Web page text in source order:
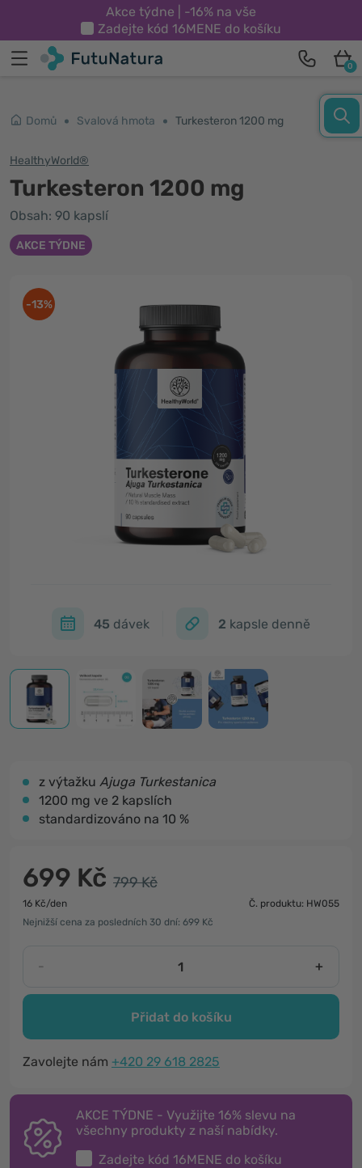
Akce týdne | -16% na vše
Zadejte kód 16MENE do košíku
0
Domů Svalová hmota Turkesteron 1200 mg
HealthyWorld®
Turkesteron 1200 mg
Obsah: 90 kapslí
AKCE TÝDNE
-13%
45 dávek 2 kapsle denně
z výtažku Ajuga Turkestanica
1200 mg ve 2 kapslích
standardizováno na 10 %
699 Kč 799 Kč
16 Kč/den
Č. produktu: HW055
Nejnižší cena za posledních 30 dní: 699 Kč
- +
Přidat do košíku
Zavolejte nám +420 29 618 2825
AKCE TÝDNE - Využijte 16% slevu na
všechny produkty z naší nabídky.
Zadejte kód 16MENE do košíku